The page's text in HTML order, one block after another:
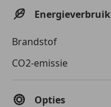
Energieverbruik
Brandstof
CO2-emissie
Opties